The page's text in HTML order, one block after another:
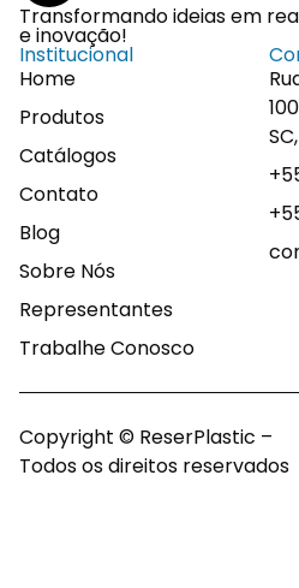
Transformando ideias em
e inovação!
Institucional
Home
Produtos
Catálogos
Contato
Blog
Sobre Nós
Representantes
Trabalhe Conosco
Copyright © ReserPlastic –
Todos os direitos reservados